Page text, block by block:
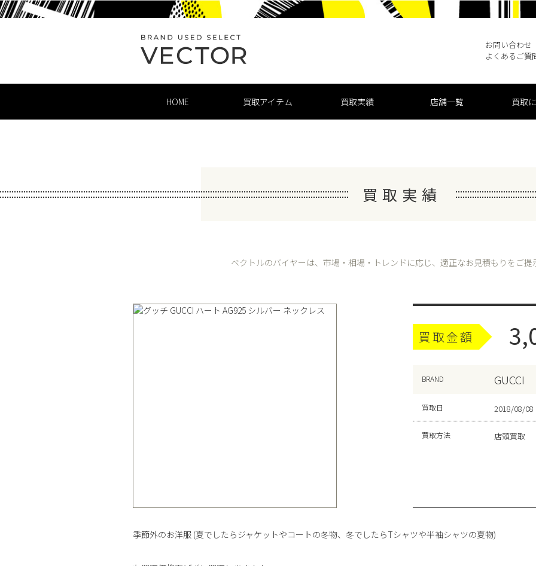
お問い合わせ
よくあるご質
HOME 買取アイテム 買取実績 店舗一覧 買取
買取実績
ベクトルのバイヤーは、市場・相場・トレンドに応じ、 適正なお見積もりをご提
買取金額
BRAND GUCCI
買取日 2018/08/08
買取方法 店頭買取
季節外のお洋服 (夏でしたらジャケットやコートの冬物、冬でしたらTシャツや半袖シャツの夏物)